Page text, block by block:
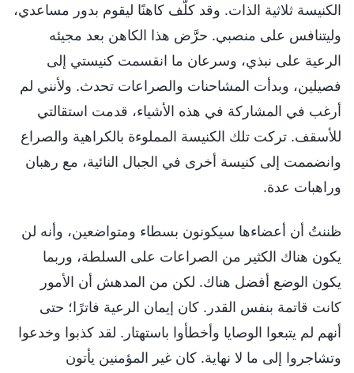
الكنيسة ثلاثية الذات. وقد كلَّف كاهنًا ليقوم بدور مساعدي،
وليتنافس على منصبي. حرَّض هذا الكاهن بعد مجيئه
الرعية على نبذي، وسرعان ما انقسمت كنيستي إلى
فصيلين، وبدأت المشاحنات والصراعات تحدث. ولأنني لم
أرغب في المشاركة في هذه الأشياء، قدمت استقالتي
للأسقف. تركت تلك الكنيسة المملوءة بالكراهية والصراع
وانضممت إلى كنيسة أخرى في الجبال النائية، مع رهبان
وراهبات عدة.
ظننتُ أن أعضاءها سيكونون بسطاء ومتواضعين، وأنه لن
يكون هناك الكثير من الصراعات على السلطة، وربما
يكون الوضع أفضل هناك. لكن من المدهش أن الأمور
كانت قاتمة بنفس القدر. كان إيمان الرعية فاترًا؛ حتى
أنهم لم يتبعوا الوصايا وأخطأوا باستهتار. لقد كذبوا وخدعوا
وتشاجروا إلى ما لا نهاية. كان غير المؤمنين يأتون